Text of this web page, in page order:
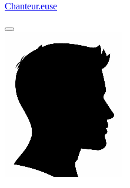
Chanteur.euse